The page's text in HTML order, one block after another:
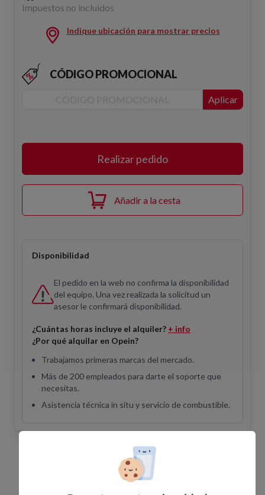
Impuestos no incluidos
Indique ubicación para mostrar precios
CÓDIGO PROMOCIONAL
Aplicar
Realizar pedido
Añadir a la cesta
Disponibilidad
El pedido en la web no confirma la disponibilidad
del equipo. Una vez realizada la solicitud un
asesor le confirmará disponibilidad.
¿Cuántas horas incluye el alquiler? + info
¿Por qué alquilar en Opein?
Trabajamos primeras marcas del mercado.
Más de 200 empleados para darte el soporte que
necesitas.
Asistencia técnica in situ y servicio de combustible.
Equipos Relacionados